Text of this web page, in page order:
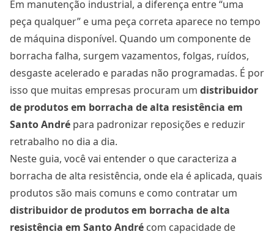
Em manutenção industrial, a diferença entre “uma
peça qualquer” e uma peça correta aparece no tempo
de máquina disponível. Quando um componente de
borracha falha, surgem vazamentos, folgas, ruídos,
desgaste acelerado e paradas não programadas. É por
isso que muitas empresas procuram um distribuidor
de produtos em borracha de alta resistência em
Santo André para padronizar reposições e reduzir
retrabalho no dia a dia.
Neste guia, você vai entender o que caracteriza a
borracha de alta resistência, onde ela é aplicada, quais
produtos são mais comuns e como contratar um
distribuidor de produtos em borracha de alta
resistência em Santo André com capacidade de